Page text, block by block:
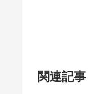
関連記事